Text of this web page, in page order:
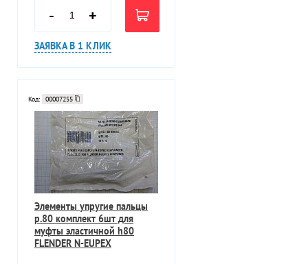
- +
ЗАЯВКА В 1 КЛИК
Код: 00007255
Элементы упругие пальцы
p.80 комплект 6шт для
муфты эластичной h80
FLENDER N-EUPEX